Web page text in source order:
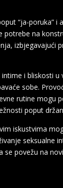
“ja-poruka”
potrebe na
izbjegavajući
i bliskosti
sobe.
rutine mogu
poput
iskustvima
seksualne
povežu na